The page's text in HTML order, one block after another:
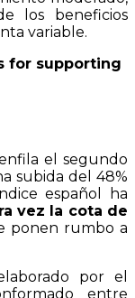
los beneficios
variable.
for supporting
el segundo
subida del 48%
español ha
vez la cota de
ponen rumbo a
por el
entre